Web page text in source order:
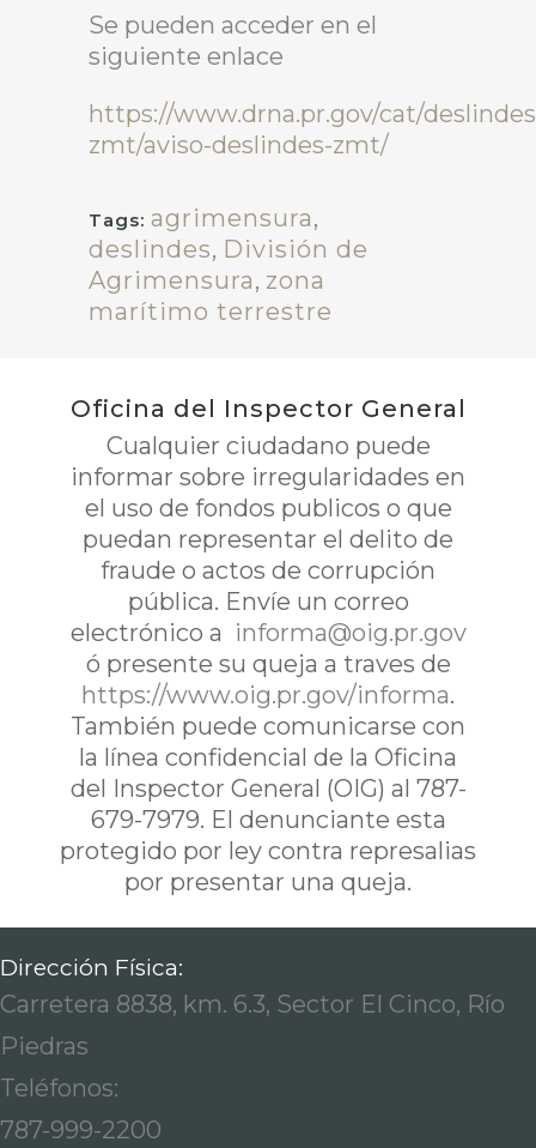
Se pueden acceder en el
siguiente enlace
https://www.drna.pr.gov/cat/
zmt/aviso-deslindes-zmt/
Tags: agrimensura,
deslindes, División de
Agrimensura, zona
marítimo terrestre
Oficina del Inspector General
Cualquier ciudadano puede
informar sobre irregularidades en
el uso de fondos publicos o que
puedan representar el delito de
fraude o actos de corrupción
pública. Envíe un correo
electrónico a informa@oig.pr.gov
ó presente su queja a traves de
https://www.oig.pr.gov/informa.
También puede comunicarse con
la línea confidencial de la Oficina
del Inspector General (OIG) al 787-
679-7979. El denunciante esta
protegido por ley contra represalias
por presentar una queja.
Dirección Física:
Carretera 8838, km. 6.3, Sector El Cinco, Río
Piedras
Teléfonos:
787-999-2200